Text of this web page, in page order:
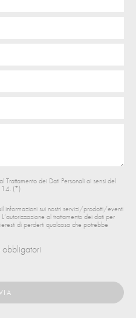
Trattamento dei Dati Personali ai sensi del
14. (*)
informazioni sui nostri servizi/prodotti/eventi
al trattamento dei dati per
di perderti qualcosa che potrebbe